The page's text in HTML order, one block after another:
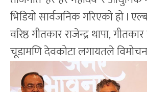
भिडियो सार्वजनिक गरिएको हो l
वरिष्ठ गीतकार राजेन्द्र थापा,
चूडामणि देवकोटा लगायतले